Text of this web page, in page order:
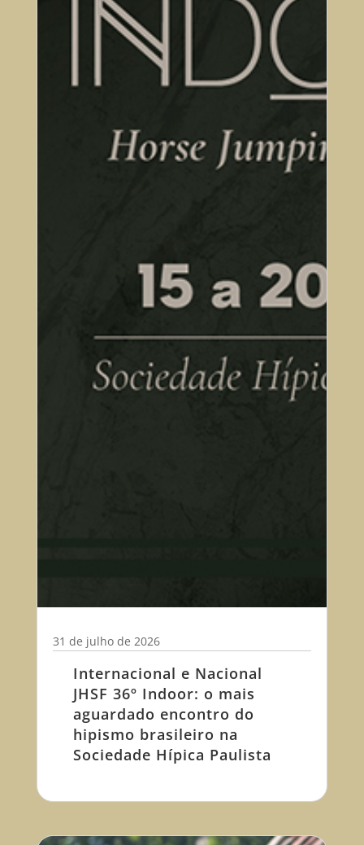
Internacional e Nacional
JHSF 36º Indoor: o mais
aguardado encontro do
hipismo brasileiro na
Sociedade Hípica Paulista
31 de julho de 2026